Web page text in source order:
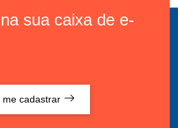
sua caixa de e-
me cadastrar